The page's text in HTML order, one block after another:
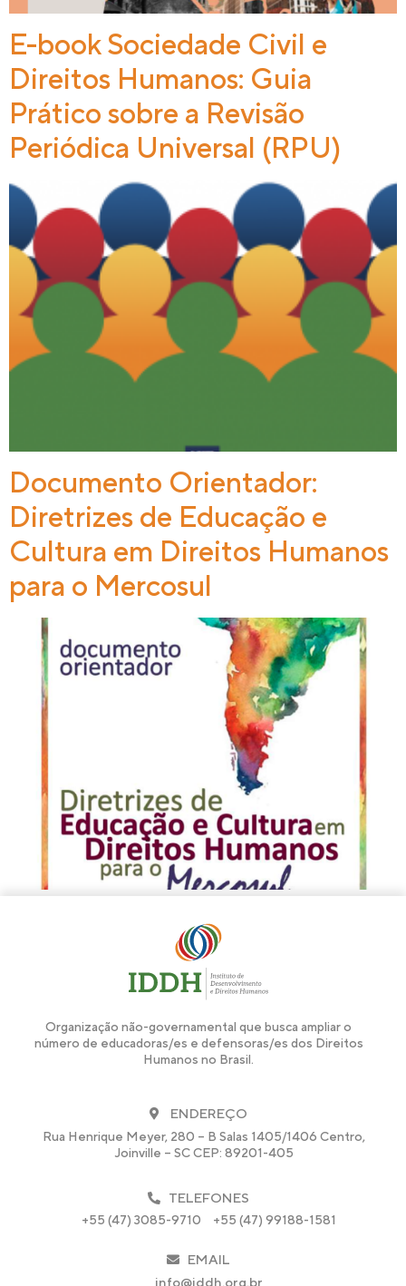
E-book Sociedade Civil e
Direitos Humanos: Guia
Prático sobre a Revisão
Periódica Universal (RPU)
Documento Orientador:
Diretrizes de Educação e
Cultura em Direitos Humanos
para o Mercosul
Organização não-governamental que busca ampliar o
número de educadoras/es e defensoras/es dos Direitos
Humanos no Brasil.
ENDEREÇO
Rua Henrique Meyer, 280 – B Salas 1405/1406 Centro,
Joinville – SC CEP: 89201-405
TELEFONES
+55 (47) 3085-9710 +55 (47) 99188-1581
EMAIL
info@iddh.org.br